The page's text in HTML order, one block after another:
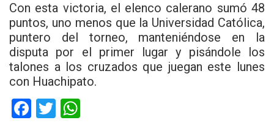
Con esta victoria, el elenco calerano sumó 48
puntos, uno menos que la Universidad Católica,
puntero del torneo, manteniéndose en la
disputa por el primer lugar y pisándole los
talones a los cruzados que juegan este lunes
con Huachipato.
F
T